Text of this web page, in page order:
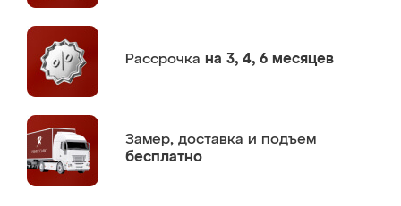
Рассрочка на 3, 4, 6 месяцев
Замер, доставка и подъем
бесплатно